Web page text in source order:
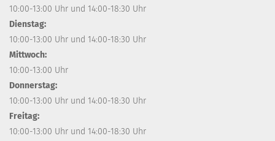
10:00-13:00 Uhr und 14:00-18:30 Uhr
Dienstag:
10:00-13:00 Uhr und 14:00-18:30 Uhr
Mittwoch:
10:00-13:00 Uhr
Donnerstag:
10:00-13:00 Uhr und 14:00-18:30 Uhr
Freitag:
10:00-13:00 Uhr und 14:00-18:30 Uhr